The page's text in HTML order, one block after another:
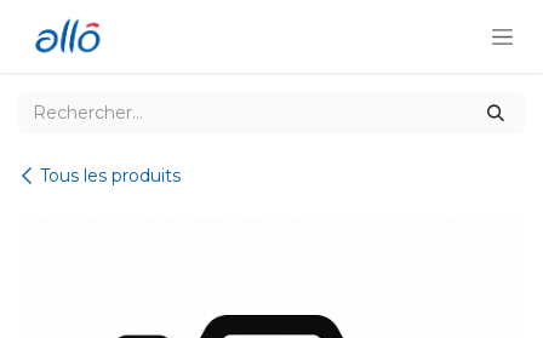
Tous les produits